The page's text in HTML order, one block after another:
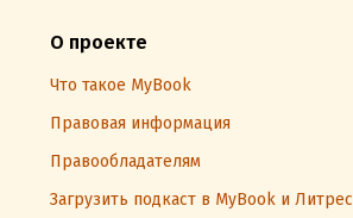
О проекте
Что такое MyBook
Правовая информация
Правообладателям
Загрузить подкаст в MyBook и Литрес